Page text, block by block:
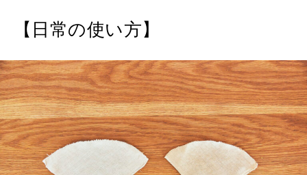
【日常の使い方】